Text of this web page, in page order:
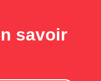
savoir